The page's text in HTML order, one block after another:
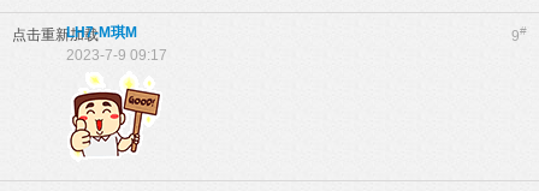
点击重新加载 9#
LH7-M琪M
2023-7-9 09:17